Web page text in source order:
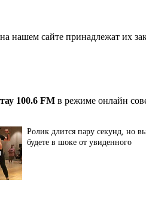
нашем сайте принадлежат их
100.6 FM в режиме онлайн
Ролик длится пару секунд, но
будете в шоке от увиденного